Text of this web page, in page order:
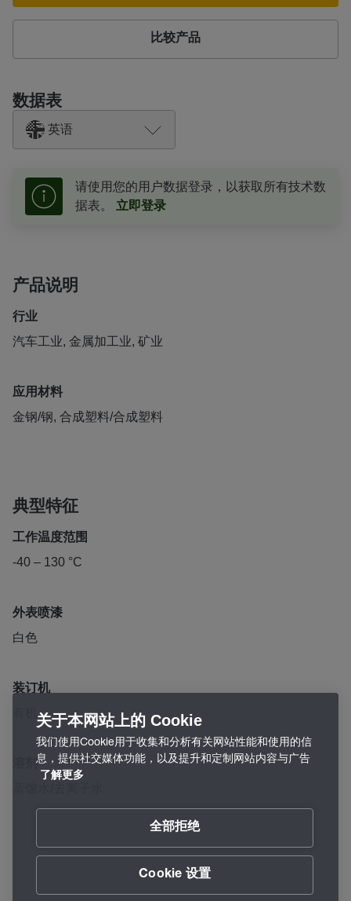
比较产品
数据表
英语
请使用您的用户数据登录，以获取所有技术数
据表。 立即登录
产品说明
行业
汽车工业, 金属加工业, 矿业
应用材料
金钢/钢, 合成塑料/合成塑料
典型特征
工作温度范围
-40 – 130 °C
外表喷漆
白色
装订机
溶剂
关于本网站上的 Cookie
我们使用Cookie用于收集和分析有关网站性能和使用的信
息，提供社交媒体功能，以及提升和定制网站内容与广告
了解更多
全部拒绝
Cookie 设置